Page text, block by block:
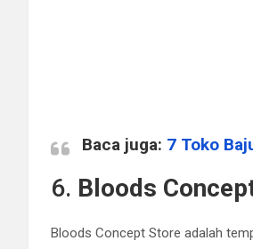
Baca juga: 7 Toko
6. Bloods
Bloods Concept Store adalah